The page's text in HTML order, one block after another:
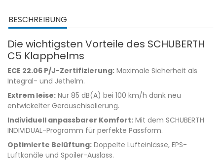
BESCHREIBUNG
Die wichtigsten Vorteile des SCHUBERTH
C5 Klapphelms
ECE 22.06 P/J-Zertifizierung: Maximale Sicherheit als
Integral- und Jethelm.
Extrem leise: Nur 85 dB(A) bei 100 km/h dank neu
entwickelter Geräuschisolierung.
Individuell anpassbarer Komfort: Mit dem SCHUBERTH
INDIVIDUAL-Programm für perfekte Passform.
Optimierte Belüftung: Doppelte Lufteinlässe, EPS-
Luftkanäle und Spoiler-Auslass.